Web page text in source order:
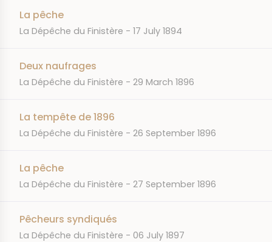
La pêche
JOURNAL
La Dépêche du Finistère DATE
17 July 1894
Deux naufrages
JOURNAL
La Dépêche du Finistère DATE
29 March 1896
La tempête de 1896
JOURNAL
La Dépêche du Finistère DATE
26 September 1896
La pêche
JOURNAL
La Dépêche du Finistère DATE
27 September 1896
Pêcheurs syndiqués
JOURNAL
La Dépêche du Finistère DATE
06 July 1897